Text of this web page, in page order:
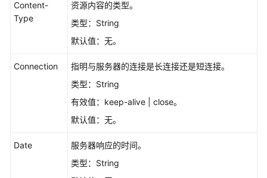
读
Content-
Type
资源内容的类型。
类型：String
默认值：无。
Connection
指明与服务器的连接是长连接还是短连接。
类型：String
有效值：keep-alive | close。
默认值：无。
Date
服务器响应的时间。
类型：String